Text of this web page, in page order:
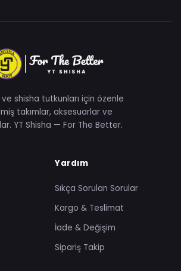
shisha tutkunları için özenle
takımlar, aksesuarlar ve
YT Shisha — For The Better.
Yardım
Sıkça Sorulan Sorular
Kargo & Teslimat
İade & Değişim
Sipariş Takip